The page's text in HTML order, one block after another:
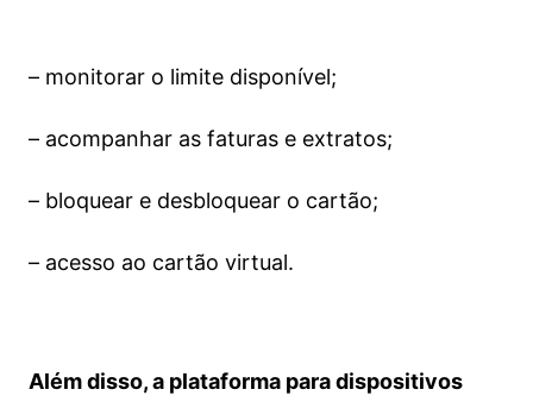
– monitorar o limite disponível;
– acompanhar as faturas e extratos;
– bloquear e desbloquear o cartão;
– acesso ao cartão virtual.
Além disso, a plataforma para dispositivos